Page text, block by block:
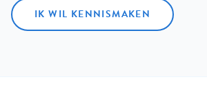
IK WIL KENNISMAKEN